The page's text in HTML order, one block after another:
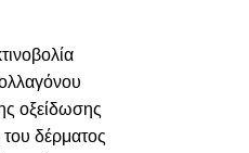
οξείδωσης
δέρματος